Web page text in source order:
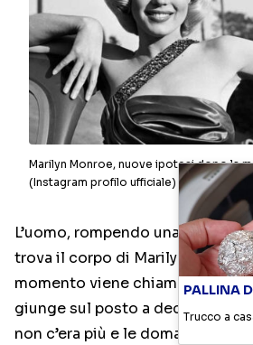
Marilyn Monroe, nuove ipotesi dopo la
(Instagram profilo ufficiale) – Cineblog
L’uomo, rompendo una finestra,
trova il corpo di Marilyn Monroe
momento viene chiamato
giunge sul posto a decesso
non c’era più e le domande a cui
PALLINA
Trucco a